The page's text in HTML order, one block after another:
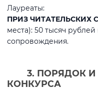
Лауреаты:
ПРИЗ ЧИТАТЕЛЬСКИХ
места): 50 тысяч рублей
сопровождения.
3. ПОРЯДОК
КОНКУРСА